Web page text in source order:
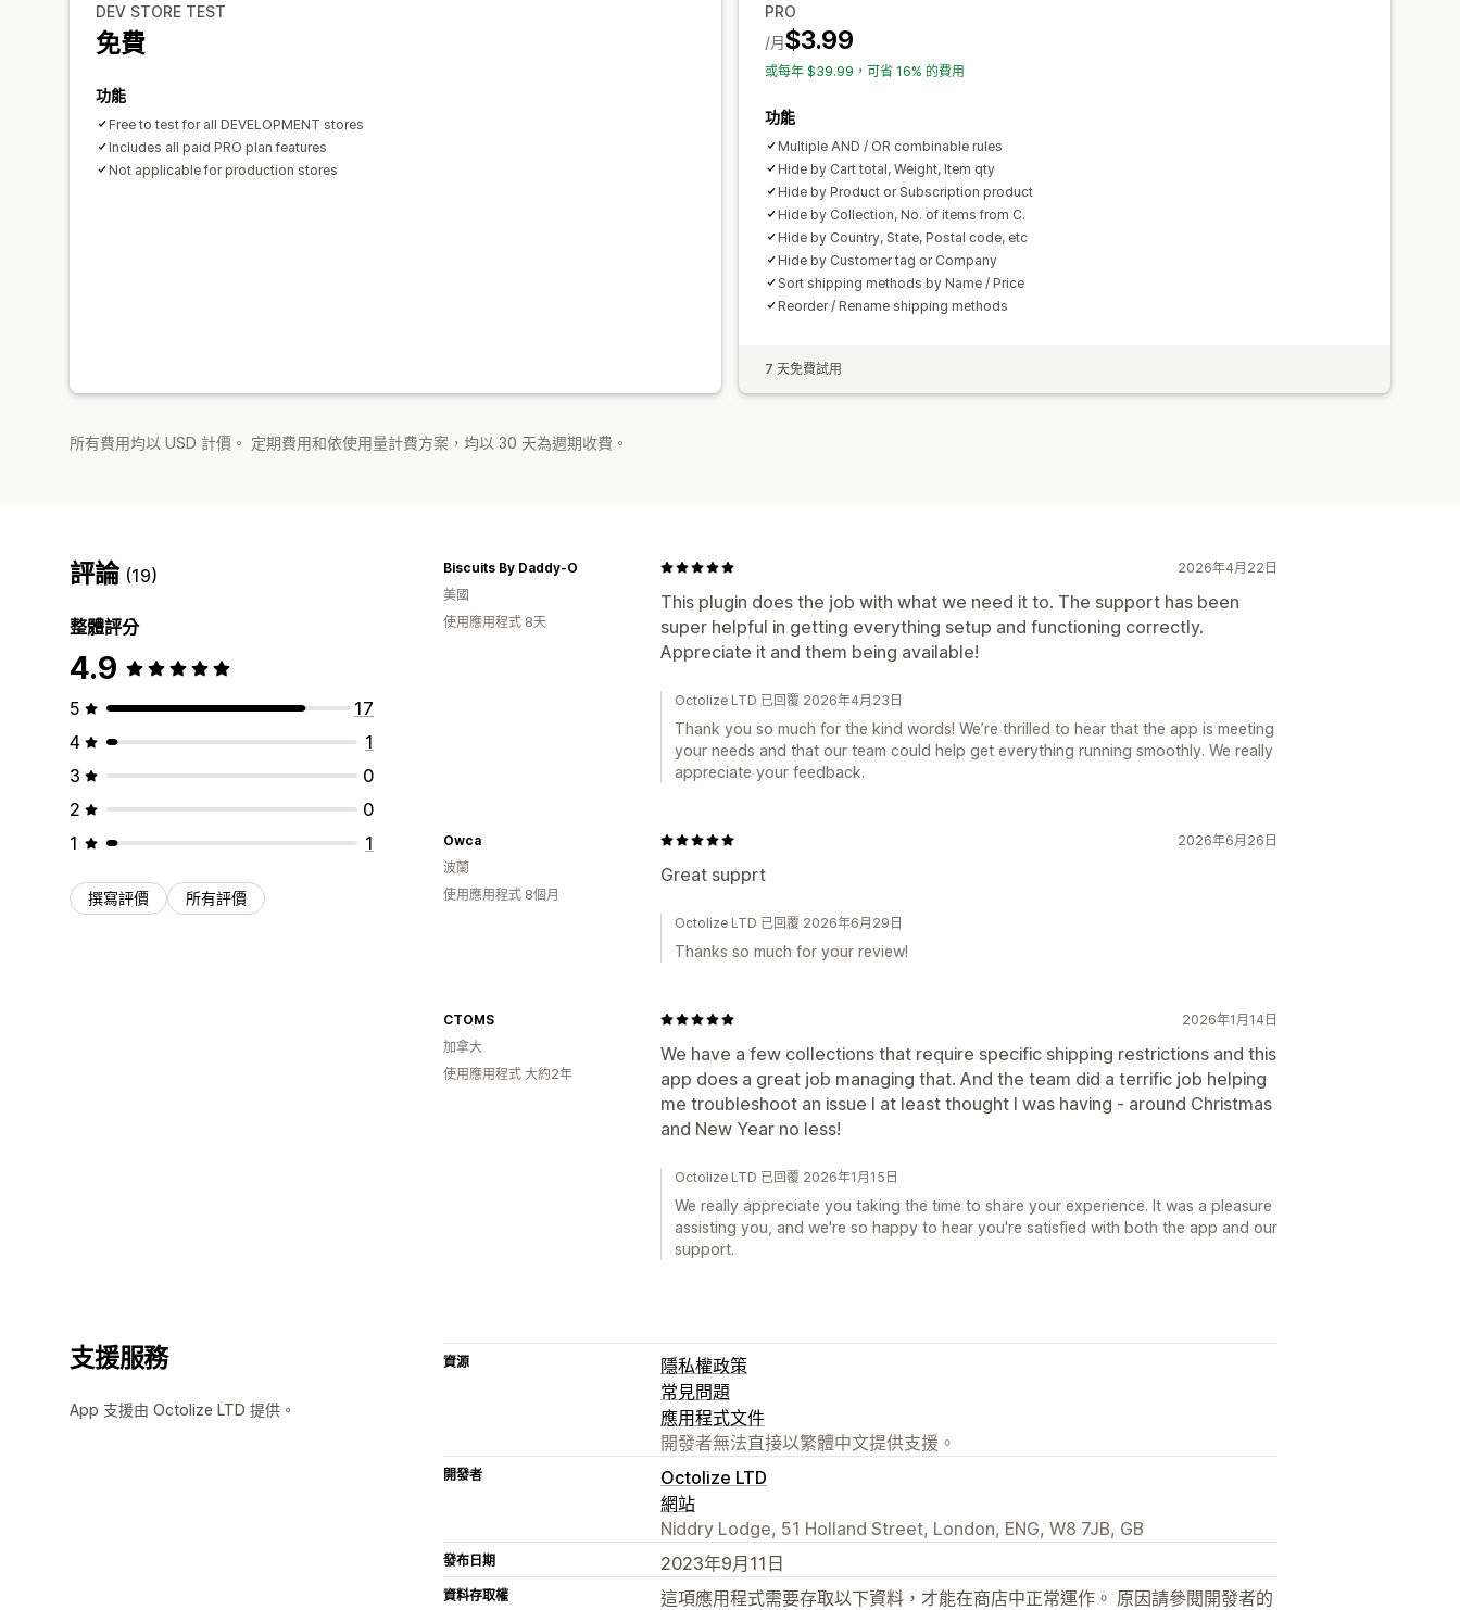
DEV STORE TEST
免費
功能
Free to test for all DEVELOPMENT stores
Includes all paid PRO plan features
Not applicable for production stores
PRO
$3.99
/月
或每年 $39.99，可省 16% 的費用
功能
Multiple AND / OR combinable rules
Hide by Cart total, Weight, Item qty
Hide by Product or Subscription product
Hide by Collection, No. of items from C.
Hide by Country, State, Postal code, etc
Hide by Customer tag or Company
Sort shipping methods by Name / Price
Reorder / Rename shipping methods
7 天免費試用
所有費用均以 USD 計價。 定期費用和依使用量計費方案，均以 30 天為週期收費。
評論 (19)
整體評分
4.9
5
17
4
1
3
0
2
0
1
1
撰寫評價 所有評價
2026年4月22日
This plugin does the job with what we need it to. The support has been
super helpful in getting everything setup and functioning correctly.
Appreciate it and them being available!
Biscuits By Daddy-O
美國
使用應用程式 8天
Octolize LTD 已回覆 2026年4月23日
Thank you so much for the kind words! We’re thrilled to hear that the app is meeting
your needs and that our team could help get everything running smoothly. We really
appreciate your feedback.
2026年6月26日
Great supprt
Owca
波蘭
使用應用程式 8個月
Octolize LTD 已回覆 2026年6月29日
Thanks so much for your review!
2026年1月14日
We have a few collections that require specific shipping restrictions and this
app does a great job managing that. And the team did a terrific job helping
me troubleshoot an issue I at least thought I was having - around Christmas
and New Year no less!
CTOMS
加拿大
使用應用程式 大約2年
Octolize LTD 已回覆 2026年1月15日
We really appreciate you taking the time to share your experience. It was a pleasure
assisting you, and we're so happy to hear you're satisfied with both the app and our
support.
支援服務
App 支援由 Octolize LTD 提供。
資源
隱私權政策
常見問題
應用程式文件
開發者無法直接以繁體中文提供支援。
開發者
Octolize LTD
網站
Niddry Lodge, 51 Holland Street, London, ENG, W8 7JB, GB
發布日期 2023年9月11日
資料存取權
這項應用程式需要存取以下資料，才能在商店中正常運作。 原因請參閱開發者的